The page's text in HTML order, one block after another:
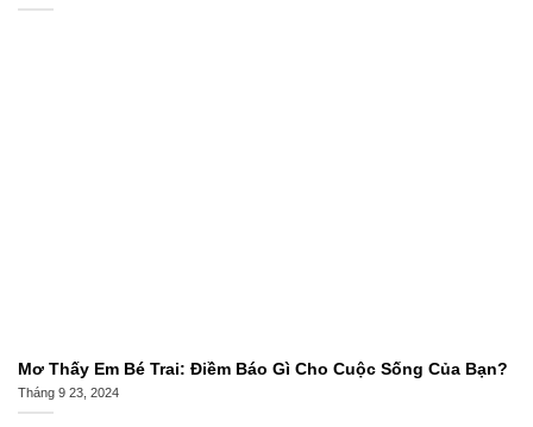
Mơ Thấy Em Bé Trai: Điềm Báo Gì Cho Cuộc Sống Của Bạn?
Tháng 9 23, 2024